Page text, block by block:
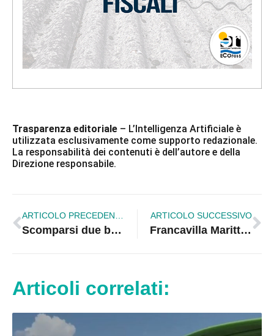
Trasparenza editoriale – L’Intelligenza Artificiale è
utilizzata esclusivamente come supporto redazionale.
La responsabilità dei contenuti è dell’autore e della
Direzione responsabile.
Scomparsi due bambini, ricerche senza tregua: la madre condannata tace sul loro destino
ARTICOLO SUCCESSIVO
Francavilla Marittima piange il sindaco Gaetano Tursi, scomparso a 74 anni
Articoli correlati: